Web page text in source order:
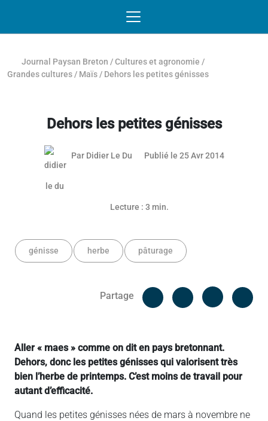
Journal Paysan Breton /Cultures et agronomie /
Grandes cultures / Maïs / Dehors les petites génisses
Dehors les petites génisses
Par Didier Le Du Publié le 25 Avr 201403 mai
Lecture : 3 min.
génisse herbe pâturage
Partage
Facebook
Aller « maes » comme on dit en pays bretonnant.
Dehors, donc les petites génisses qui valorisent très
bien l’herbe de printemps. C’est moins de travail pour
autant d’efficacité.
Quand les petites génisses nées de mars à novembre ne